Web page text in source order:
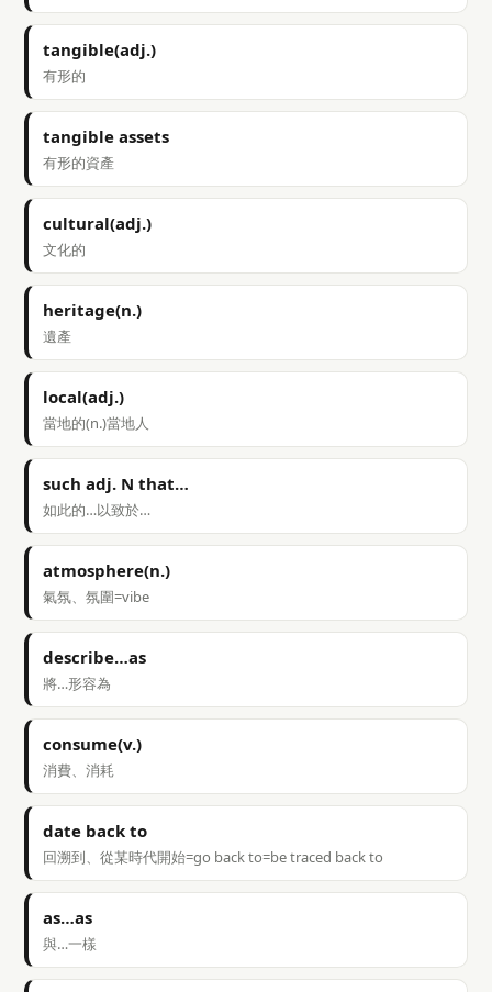
tangible(adj.)
有形的
tangible assets
有形的資產
cultural(adj.)
文化的
heritage(n.)
遺產
local(adj.)
當地的(n.)當地人
such adj. N that…
如此的…以致於…
atmosphere(n.)
氣氛、氛圍=vibe
describe…as
將…形容為
consume(v.)
消費、消耗
date back to
回溯到、從某時代開始=go back to=be traced back to
as…as
與…一樣